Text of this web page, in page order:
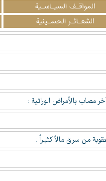
المواقـف السيـاسـية
الشعـائـر الحسـينية
مصاب بالأمراض الوراثية :
من سرق مالاً كثيراً :